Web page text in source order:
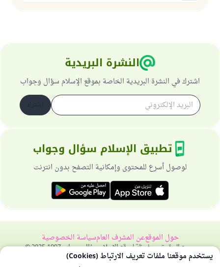
النشرة البريدية
اشترك في النشرة البريدية الخاصة بموقع الإسلام سؤال وجواب
تطبيق الإسلام سؤال وجواب
لوصول أسرع للمحتوى وإمكانية التصفح بدون انترنت
حول الموقععن المشرف العامسياسة الخصوصية
جميع الحقوق محفوظة لموقع الإسلام سؤال وجواب 1997-2025 ©
يستخدم موقعنا ملفات تعريف الارتباط (Cookies)